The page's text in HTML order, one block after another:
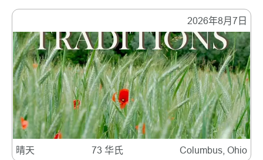
2026年8月7日
晴天 73 华氏 Columbus, Ohio